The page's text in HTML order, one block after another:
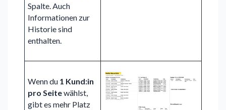
Spalte. Auch
Informationen zur
Historie sind
enthalten.
Wenn du 1 Kund:in
pro Seitewählst,
gibt es mehr Platz